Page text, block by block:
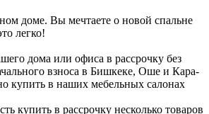
доме. Вы мечтаете о новой спальне
легко!
дома или офиса в рассрочку без
взноса в Бишкеке, Оше и Кара-
купить в наших мебельных салонах
купить в рассрочку несколько товаров